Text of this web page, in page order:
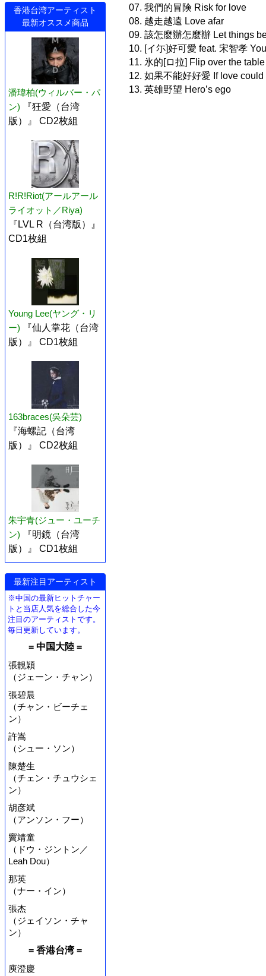
香港台湾アーティスト
最新オススメ商品
潘瑋柏(ウィルバー・パ
ン)
『狂愛（台湾
版）』 CD2枚組
R!R!Riot(アールアール
ライオット／Riya)
『LVL R（台湾版）』
CD1枚組
Young Lee(ヤング・リ
ー)
『仙人掌花（台湾
版）』 CD1枚組
163braces(吳朵芸)
『海螺記（台湾
版）』 CD2枚組
朱宇青(ジュー・ユーチ
ン)
『明鏡（台湾
版）』 CD1枚組
最新注目アーティスト
※中国の最新ヒットチャー
トと当店人気を総合した今
注目のアーティストです。
毎日更新しています。
= 中国大陸 =
張靚穎
（ジェーン・チャン）
張碧晨
（チャン・ビーチェ
ン）
許嵩
（シュー・ソン）
陳楚生
（チェン・チュウシェ
ン）
胡彦斌
（アンソン・フー）
竇靖童
（ドウ・ジントン／
Leah Dou）
那英
（ナー・イン）
張杰
（ジェイソン・チャ
ン）
= 香港台湾 =
庾澄慶
07. 我們的冒険 Risk for love
08. 越走越遠 Love afar
09. 該怎麼辦怎麼辦 Let things
10. [イ尓]好可愛 feat. 宋智孝
11. 氷的[ロ拉] Flip over the table
12. 如果不能好好愛 If love
13. 英雄野望 Hero’s ego